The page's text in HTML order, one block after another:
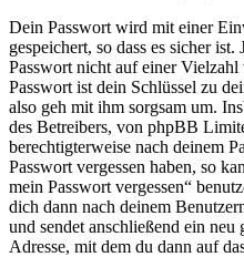
Dein Passwort wird mit einer
gespeichert, so dass es sicher
Passwort nicht auf einer
Passwort ist dein Schlüssel zu
also geh mit ihm sorgsam um.
des Betreibers, von phpBB
berechtigterweise nach deinem
Passwort vergessen haben, so
mein Passwort vergessen“
dich dann nach deinem
und sendet anschließend ein neu
Adresse, mit dem du dann auf